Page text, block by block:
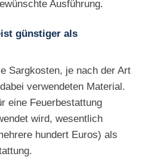
Ausführung.
günstiger als
Sargkosten, je nach der Art
verwendeten Material.
eine Feuerbestattung
wird, wesentlich
hundert Euros) als